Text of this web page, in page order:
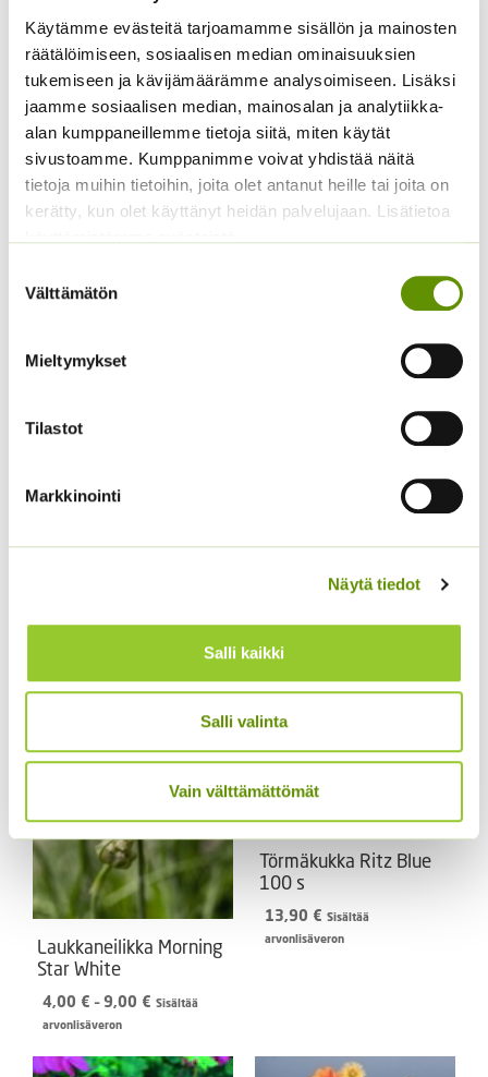
Käytämme evästeitä tarjoamamme sisällön ja mainosten
räätälöimiseen, sosiaalisen median ominaisuuksien
tukemiseen ja kävijämäärämme analysoimiseen. Lisäksi
jaamme sosiaalisen median, mainosalan ja analytiikka-
alan kumppaneillemme tietoja siitä, miten käytät
sivustoamme. Kumppanimme voivat yhdistää näitä
tietoja muihin tietoihin, joita olet antanut heille tai joita on
kerätty, kun olet käyttänyt heidän palvelujaan. Lisätietoa
valinta
Välttämätön
Mieltymykset
Tilastot
Markkinointi
Näytä tiedot
Salli kaikki
Salli valinta
Vain välttämättömät
Tutustu myös
Arizona Apricot 250 s
Kiinanritarinkannus
Laukkaneilikka Morning
Star White
4,00 € – 9,00 € Hintaluokka:
9,00 €
Sisältää
arvonlisäveron
Törmäkukka Ritz Blue
100 s
13,90 € Sisältää
arvonlisäveron